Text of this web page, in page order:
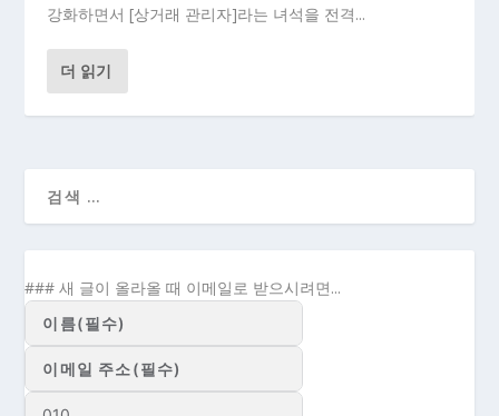
강화하면서 [상거래 관리자]라는 녀석을 전격...
더 읽기
### 새 글이 올라올 때 이메일로 받으시려면...